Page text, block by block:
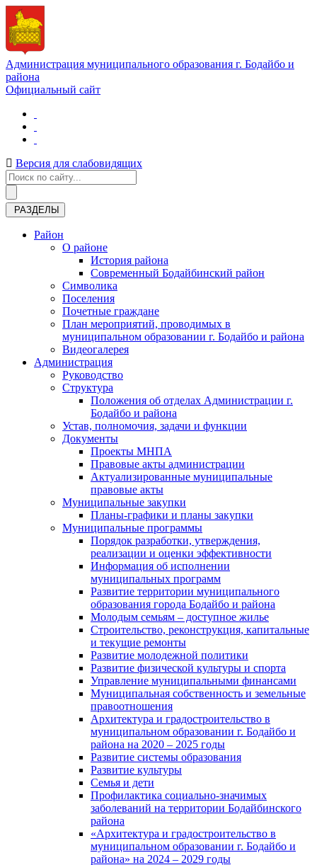
Администрация муниципального образования г. Бодайбо и
района
Официальный сайт
Версия для слабовидящих
РАЗДЕЛЫ
Район
О районе
История района
Современный Бодайбинский район
Символика
Поселения
Почетные граждане
План мероприятий, проводимых в
муниципальном образовании г. Бодайбо и района
Видеогалерея
Администрация
Руководство
Структура
Положения об отделах Администрации г.
Бодайбо и района
Устав, полномочия, задачи и функции
Документы
Проекты МНПА
Правовые акты администрации
Актуализированные муниципальные
правовые акты
Муниципальные закупки
Планы-графики и планы закупки
Муниципальные программы
Порядок разработки, утверждения,
реализации и оценки эффективности
Информация об исполнении
муниципальных программ
Развитие территории муниципального
образования города Бодайбо и района
Молодым семьям – доступное жилье
Строительство, реконструкция, капитальные
и текущие ремонты
Развитие молодежной политики
Развитие физической культуры и спорта
Управление муниципальными финансами
Муниципальная собственность и земельные
правоотношения
Архитектура и градостроительство в
муниципальном образовании г. Бодайбо и
района на 2020 – 2025 годы
Развитие системы образования
Развитие культуры
Семья и дети
Профилактика социально-значимых
заболеваний на территории Бодайбинского
района
«Архитектура и градостроительство в
муниципальном образовании г. Бодайбо и
района» на 2024 – 2029 годы